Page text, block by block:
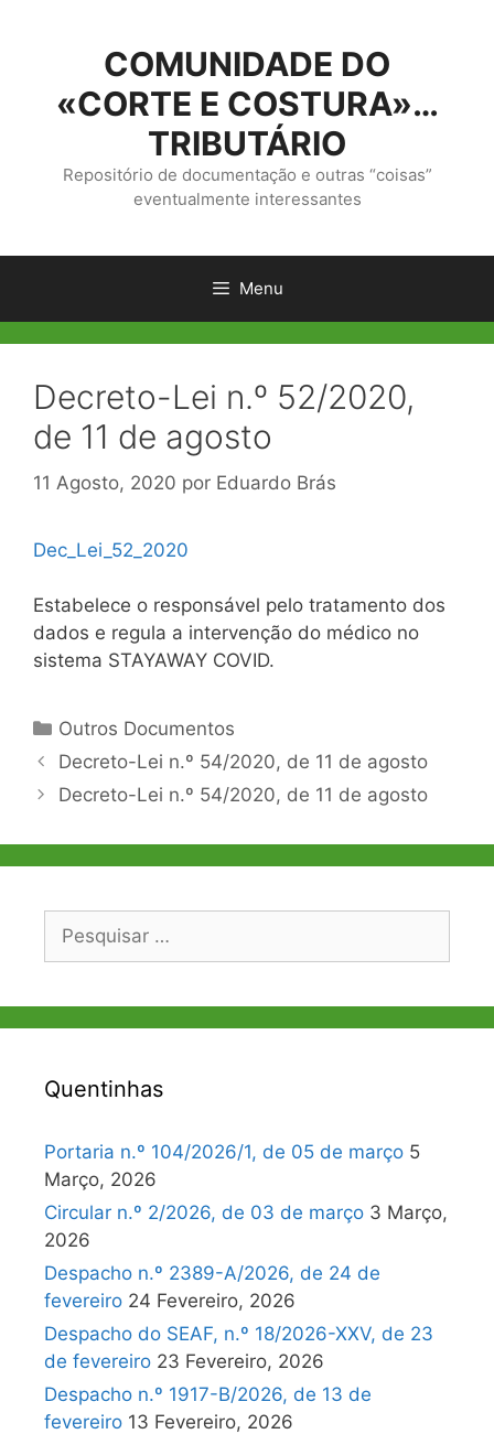
conteúdo
COMUNIDADE DO
«CORTE E COSTURA»…
TRIBUTÁRIO
Repositório de documentação e outras “coisas”
eventualmente interessantes
Menu
Decreto-Lei n.º 52/2020,
de 11 de agosto
11 Agosto, 2020 por Eduardo Brás
Dec_Lei_52_2020
Estabelece o responsável pelo tratamento dos
dados e regula a intervenção do médico no
sistema STAYAWAY COVID.
Categorias
Outros Documentos
Navegação
de
Decreto-Lei n.º 54/2020, de 11 de agosto
Decreto-Lei n.º 54/2020, de 11 de agosto
Pesquisar
Quentinhas
Portaria n.º 104/2026/1, de 05 de março 5
Março, 2026
Circular n.º 2/2026, de 03 de março 3 Março,
2026
Despacho n.º 2389-A/2026, de 24 de
fevereiro 24 Fevereiro, 2026
Despacho do SEAF, n.º 18/2026-XXV, de 23
de fevereiro 23 Fevereiro, 2026
Despacho n.º 1917-B/2026, de 13 de
fevereiro 13 Fevereiro, 2026